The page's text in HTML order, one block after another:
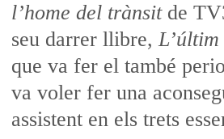
l’home del trànsit de
seu darrer llibre,
que va fer el també
va voler fer una
assistent en els trets